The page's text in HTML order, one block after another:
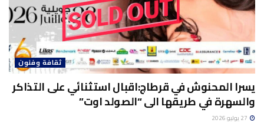
ثقافة وفنون
يسرا المحنوش في قرطاج:اقبال استثنائي على التذاكر
والسهرة في طريقها الى “الصولد اوت”